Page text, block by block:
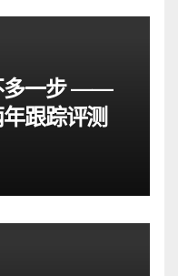
多一步 ——
跟踪评测